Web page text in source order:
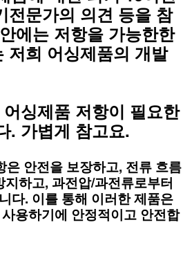
전문가의 의견 등을 참
에는 저항을 가능한한
저희 어싱제품의 개발
싱제품 저항이 필요한
. 가볍게 참고요.
은 안전을 보장하고, 전류 흐름
하고, 과전압/과전류로부터
다. 이를 통해 이러한 제품은
용하기에 안정적이고 안전합